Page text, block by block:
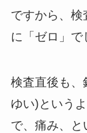
ですから、検
に「ゼロ」で
検査直後も、
ゆい)という
で、痛み、と